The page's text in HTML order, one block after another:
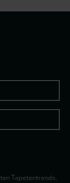
Tapetentrends.